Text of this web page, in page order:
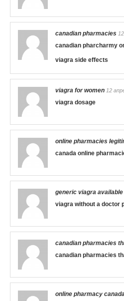
canadian pharmacies
canadian pharcharmy
viagra side effects
viagra for women 12
viagra dosage
online pharmacies
canada online
generic viagra available
viagra without a doctor
canadian pharmacies
canadian pharmacies
online pharmacy